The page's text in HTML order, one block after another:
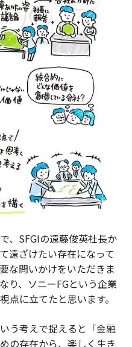
、SFGIの遠藤俊英社長か
遠ざけたい存在になって
な問いかけをいただきま
り、ソニーFGという企業
点に立てたと思います。
う考えで捉えると「金融
の存在から、楽しく生き